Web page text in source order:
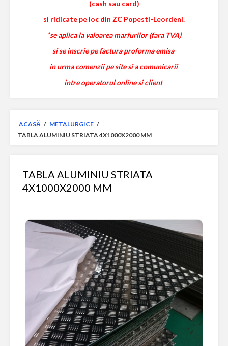
(cash sau card)
si ridicate pe loc din ZC Popesti-Leordeni.
*se aplica la valoarea marfurilor (fara TVA)
si se inscrie pe factura proforma emisa
in urma comenzii pe site si a comunicarii
intre operatorul online si client
ACASĂ / METALURGICE /
TABLA ALUMINIU STRIATA 4X1000X2000 MM
TABLA ALUMINIU STRIATA
4X1000X2000 MM